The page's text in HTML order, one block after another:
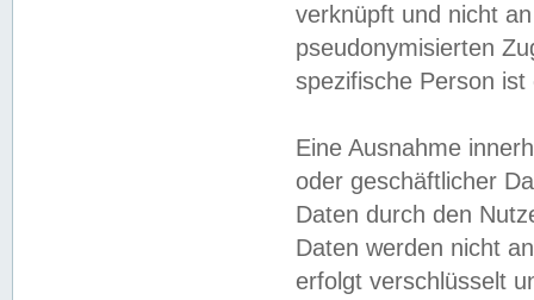
verknüpft und nicht
pseudonymisierten
spezifische Person
Eine Ausnahme
oder geschäftlicher
Daten durch den
Daten werden nicht
erfolgt verschlüsselt